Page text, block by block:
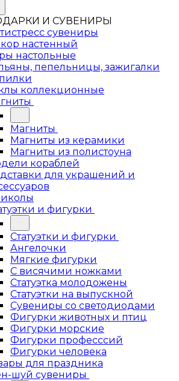
И СУВЕНИРЫ
сувениры
настенный
настольные
пепельницы, зажигалки
коллекционные
Магниты
Магниты из керамики
Магниты из полистоуна
кораблей
для украшений и
и фигурки
Статуэтки и фигурки
Ангелочки
Мягкие фигурки
С висячими ножками
Статуэтка молодожены
Статуэтки на выпускной
Сувениры со светодиодами
Фигурки животных и птиц
Фигурки морские
Фигурки професссий
Фигурки человека
для праздника
шуй сувениры